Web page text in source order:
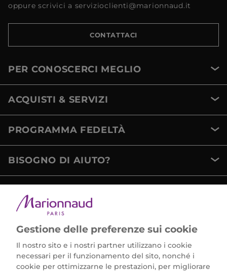
oppure scrivici a servizioclienti@marionnaud.it
CONTATTACI
PER CONOSCERCI MEGLIO
ACQUISTI & SERVIZI
PROGRAMMA FEDELTÀ
BISOGNO DI AIUTO?
Gestione delle preferenze sui cookie
Il nostro sito e i nostri partner utilizzano i cookie
necessari per il funzionamento del sito, nonché i
cookie per ottimizzarne le prestazioni, per migliorare